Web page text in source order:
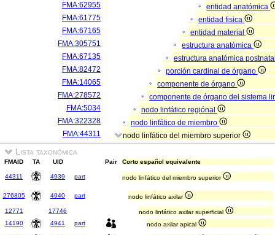
FMA:62955
entidad anatómica
FMA:61775
entidad fisica
FMA:67165
entidad material
FMA:305751
estructura anatómica
FMA:67135
estructura anatómica
FMA:82472
porción cardinal de órgano
FMA:14065
componente de órgano
FMA:278572
componente de órgano del sistema
FMA:5034
nodo linfático regiónal
FMA:322328
nodo linfático de miembro
FMA:44311
nodo linfático del miembro superior
Lista taxonómica
FMAID TA UID Pair Corto español equivalente
44311 4939 part nodo linfático del miembro superior
276805 4940 part nodo linfático axilar
12771 17746
nodo linfático axilar superficial
14190
4941 part nodo axilar apical